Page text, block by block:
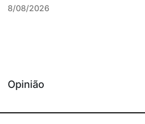
8/08/2026
Opinião